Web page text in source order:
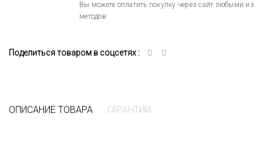
Вы можете оплатить покупку через сайт любыми из
методов
Поделиться товаром в соцсетях :
ОПИСАНИЕ ТОВАРА ГАРАНТИИ